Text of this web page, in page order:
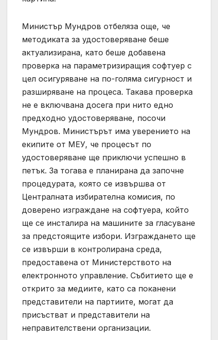
Министър Мундров отбеляза още, че
методиката за удостоверяване беше
актуализирана, като беше добавена
проверка на параметризиращия софтуер с
цел осигуряване на по-голяма сигурност и
разширяване на процеса. Такава проверка
не е включвана досега при нито едно
предходно удостоверяване, посочи
Мундров. Министърът има уверението на
екипите от МЕУ, че процесът по
удостоверяване ще приключи успешно в
петък. За тогава е планирана да започне
процедурата, която се извършва от
Централната избирателна комисия, по
доверено изграждане на софтуера, който
ще се инсталира на машините за гласуване
за предстоящите избори. Изграждането ще
се извърши в контролирана среда,
предоставена от Министерството на
електронното управление. Събитието ще е
открито за медиите, като са поканени
представители на партиите, могат да
присъстват и представители на
неправителствени организации.